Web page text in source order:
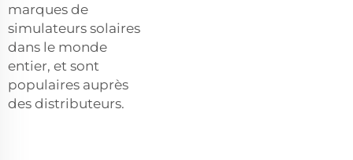
marques de
simulateurs solaires
dans le monde
entier, et sont
populaires auprès
des distributeurs.